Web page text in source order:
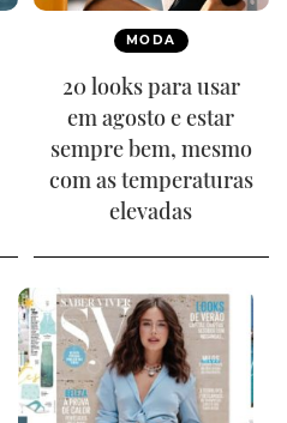
MODA
20 looks para usar
em agosto e estar
sempre bem, mesmo
com as temperaturas
elevadas